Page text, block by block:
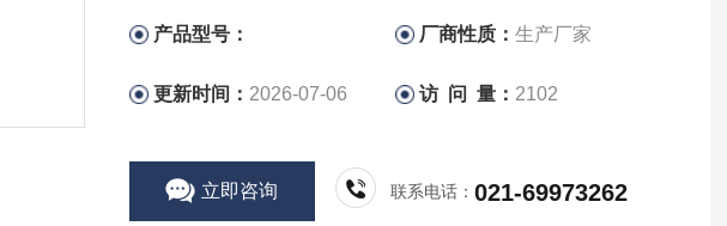
产品型号： 厂商性质：生产厂家
更新时间： 2026-07-06 访 问 量： 2102
立即咨询 联系电话：021-69973262